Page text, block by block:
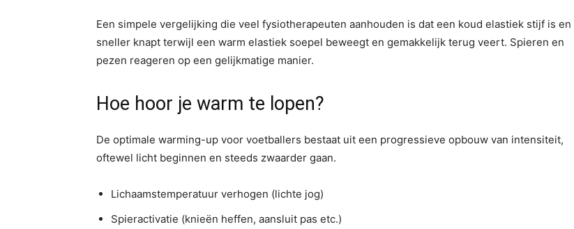
Een simpele vergelijking die veel fysiotherapeuten aanhouden is dat een koud elastiek stijf is en
sneller knapt terwijl een warm elastiek soepel beweegt en gemakkelijk terug veert. Spieren en
pezen reageren op een gelijkmatige manier.
Hoe hoor je warm te lopen?
De optimale warming-up voor voetballers bestaat uit een progressieve opbouw van intensiteit,
oftewel licht beginnen en steeds zwaarder gaan.
Lichaamstemperatuur verhogen (lichte jog)
Spieractivatie (knieën heffen, aansluit pas etc.)